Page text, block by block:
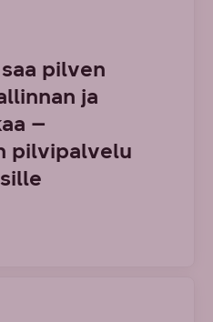
pilven
ja
–
pilvipalvelu